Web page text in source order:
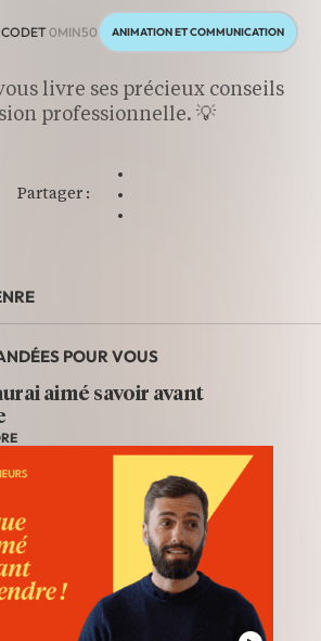
0MIN50 ANIMATION ET COMMUNICATION
livre ses précieux conseils
professionnelle. 💡
Partager :
POUR VOUS
aimé savoir avant